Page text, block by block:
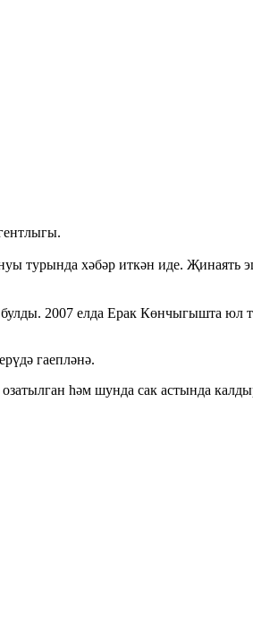
турында хәбәр иткән иде. Җинаять
2007 елда Ерак Көнчыгышта юл
гаепләнә.
һәм шунда сак астында